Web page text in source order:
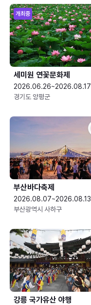
개최중
세미원 연꽃문화제
2026.06.26~2026.08.17
경기도 양평군
부산바다축제
2026.08.07~2026.08.13
부산광역시 사하구
강릉 국가유산 야행